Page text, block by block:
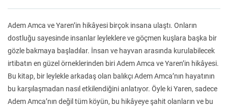
Adem Amca ve Yaren’in hikâyesi birçok insana ulaştı. Onların
dostluğu sayesinde insanlar leyleklere ve göçmen kuşlara başka bir
gözle bakmaya başladılar. İnsan ve hayvan arasında kurulabilecek
irtibatın en güzel örneklerinden biri Adem Amca ve Yaren’in hikâyesi.
Bu kitap, bir leylekle arkadaş olan balıkçı Adem Amca’nın hayatının
bu karşılaşmadan nasıl etkilendiğini anlatıyor. Öyle ki Yaren, sadece
Adem Amca’nın değil tüm köyün, bu hikâyeye şahit olanların ve bu